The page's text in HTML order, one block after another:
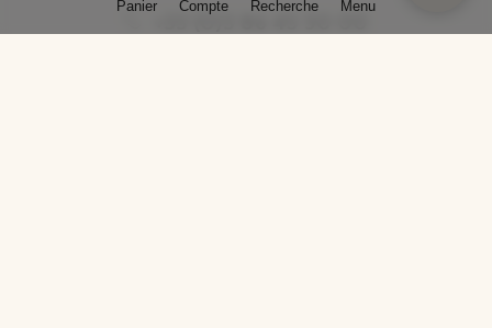
+33 (0)3 86 45 50 00
Panier Compte Recherche Menu